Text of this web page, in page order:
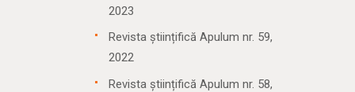
2023
Revista științifică Apulum nr. 59,
2022
Revista științifică Apulum nr. 58,